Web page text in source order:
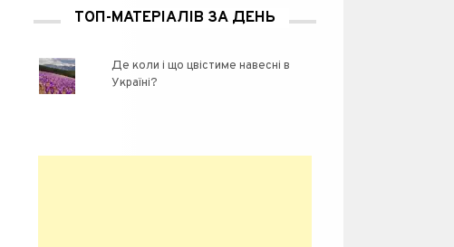
ТОП-МАТЕРІАЛІВ ЗА ДЕНЬ
Де коли і що цвістиме навесні в
Україні?